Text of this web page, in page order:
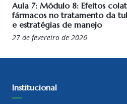
Aula 7: Módulo 8: Efeitos
fármacos no tratamento da
e estratégias de manejo
27 de fevereiro de 2026
Institucional